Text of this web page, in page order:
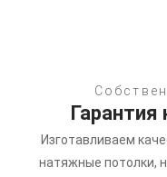
Гарантия
Изготавливаем
натяжные потолки,